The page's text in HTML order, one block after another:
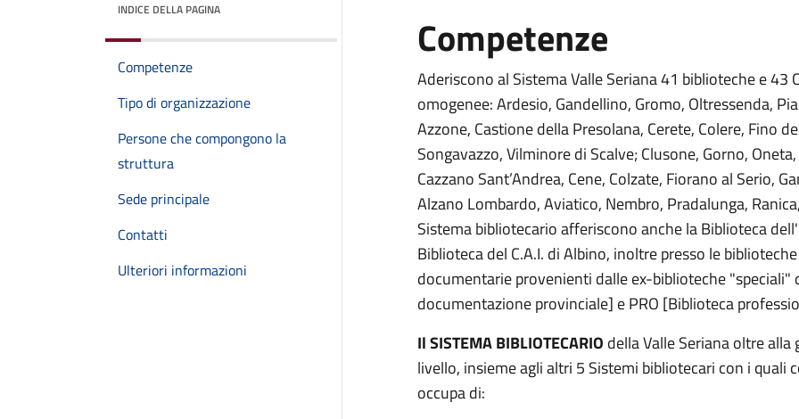
INDICE DELLA PAGINA
Competenze
Tipo di organizzazione
Persone che compongono la
struttura
Sede principale
Contatti
Ulteriori informazioni
Competenze
Aderiscono al Sistema Valle Seriana 41 biblioteche e 43
omogenee: Ardesio, Gandellino, Gromo, Oltressenda,
Azzone, Castione della Presolana, Cerete, Colere, Fino
Songavazzo, Vilminore di Scalve; Clusone, Gorno,
Cazzano Sant’Andrea, Cene, Colzate, Fiorano al Serio,
Alzano Lombardo, Aviatico, Nembro, Pradalunga,
Sistema bibliotecario afferiscono anche la Biblioteca
Biblioteca del C.A.I. di Albino, inoltre presso le
documentarie provenienti dalle ex-biblioteche
documentazione provinciale] e PRO [Biblioteca
Il SISTEMA BIBLIOTECARIO della Valle Seriana oltre
livello, insieme agli altri 5 Sistemi bibliotecari con i quali
occupa di: